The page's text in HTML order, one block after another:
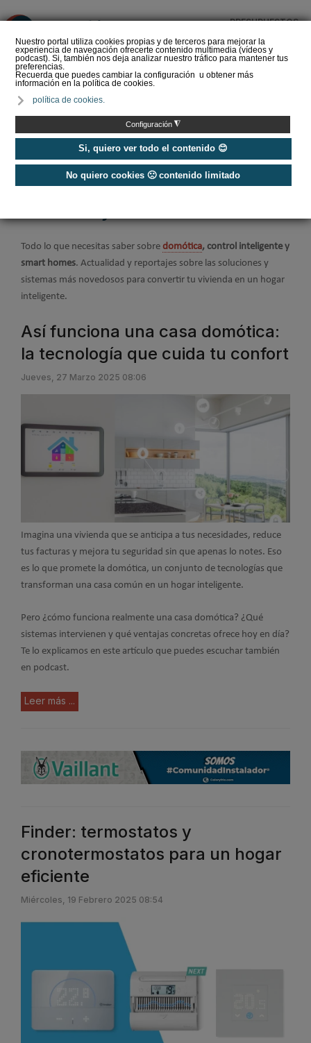
Nuestro portal utiliza cookies propias y de terceros para mejorar la
experiencia de navegación ofrecerte contenido multimedia (vídeos y
podcast). Si, también nos deja analizar nuestro tráfico para mantener tus
preferencias.
Recuerda que puedes cambiar la configuración u obtener más
información en la política de cookies.
política de cookies.
Configuración ◮
Si, quiero ver todo el contenido 😊
No quiero cookies 🙁 contenido limitado
PRESUPUESTOS
Arquitectura 2026:
Homenaje a la
arquitectura d…
Construcción Sostenible / Domótica y Smart Home
Todo lo que necesitas saber sobre domótica, control inteligente y
smart homes. Actualidad y reportajes sobre las soluciones y
sistemas más novedosos para convertir tu vivienda en un hogar
inteligente.
Así funciona una casa domótica:
la tecnología que cuida tu confort
Jueves, 27 Marzo 2025 08:06
Imagina una vivienda que se anticipa a tus necesidades, reduce
tus facturas y mejora tu seguridad sin que apenas lo notes. Eso
es lo que promete la domótica, un conjunto de tecnologías que
transforman una casa común en un hogar inteligente.
Pero ¿cómo funciona realmente una casa domótica? ¿Qué
sistemas intervienen y qué ventajas concretas ofrece hoy en día?
Te lo explicamos en este artículo que puedes escuchar también
en podcast.
Leer más ...
Finder: termostatos y
cronotermostatos para un hogar
eficiente
Miércoles, 19 Febrero 2025 08:54